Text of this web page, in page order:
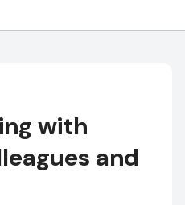
with
and